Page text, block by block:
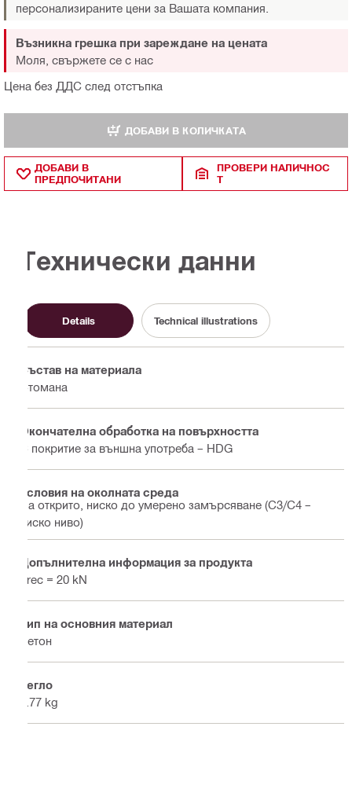
персонализираните цени за Вашата компания.
Цена без ДДС след отстъпка
Възникна грешка при зареждане на цената
Моля, свържете се с нас
ДОБАВИ В КОЛИЧКАТА
ДОБАВИ В
ПРЕДПОЧИТАНИ
ПРОВЕРИ НАЛИЧНОС
Т
Технически данни
Details Technical illustrations
Състав на материала
Стомана
Окончателна обработка на повърхността
С покритие за външна употреба – HDG
Условия на околната среда
На открито, ниско до умерено замърсяване (C3/С4 –
ниско ниво)
Допълнителна информация за продукта
Frec = 20 kN
Тип на основния материал
Бетон
Тегло
2.77 kg